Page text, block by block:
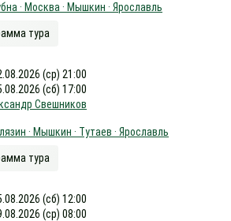
· Москва · Мышкин · Ярославль
тура
(ср) 21:00
(сб) 17:00
Свешников
· Мышкин · Тутаев · Ярославль
тура
(сб) 12:00
(ср) 08:00